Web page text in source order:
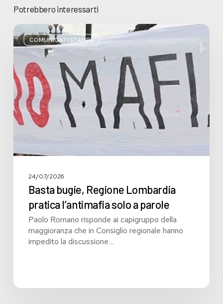
Potrebbero interessarti
COMUNICATI STAMPA
Basta
bugie,
Regione
Lombardia
pratica
l’antimafia
solo
a
parole
24/07/2026
Basta bugie, Regione Lombardia
pratica l’antimafia solo a parole
Paolo Romano risponde ai capigruppo della
maggioranza che in Consiglio regionale hanno
impedito la discussione…